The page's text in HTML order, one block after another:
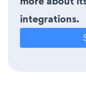
integrations.